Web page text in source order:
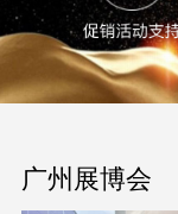
广州展博会